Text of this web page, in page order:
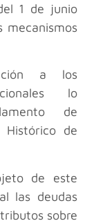
1 de junio
mecanismos
a los
lo
de
Histórico de
de este
las deudas
sobre